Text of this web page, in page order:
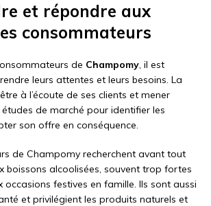
et répondre aux
consommateurs
de Champomy, il est
leurs attentes et leurs besoins. La
à l’écoute de ses clients et mener
de marché pour identifier les
son offre en conséquence.
de Champomy recherchent avant tout
boissons alcoolisées, souvent trop fortes
festives en famille. Ils sont aussi
et privilégient les produits naturels et